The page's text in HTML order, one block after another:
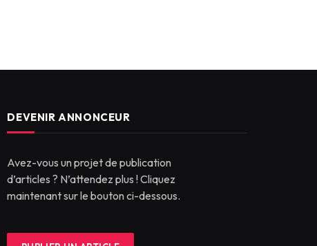
DEVENIR ANNONCEUR
Avez-vous un projet de publication
d’articles ? N’attendez plus ! Cliquez
maintenant sur le bouton ci-dessous.